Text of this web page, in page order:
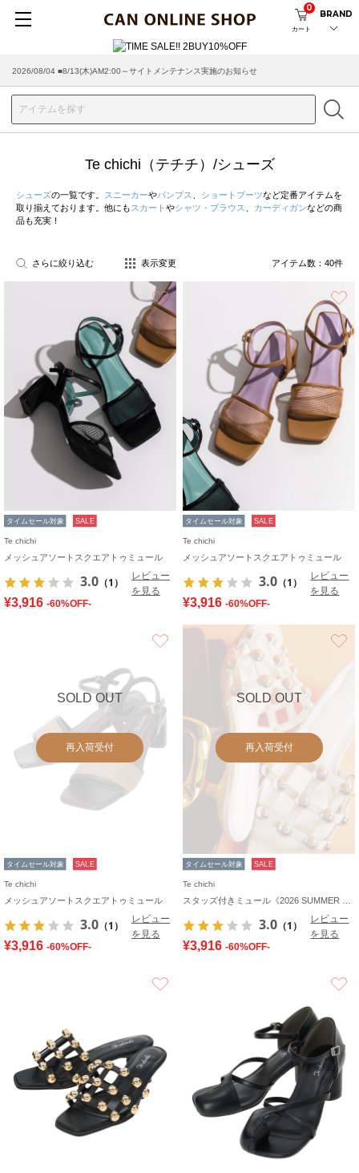
カート
0
BRAND
2026/08/04 ■8/13(木)AM2:00～サイトメンテナンス実施のお知らせ
Te chichi（テチチ）/シューズ
シューズの一覧です。 スニーカーやパンプス ショートブーツなど定番アイテムを
取り揃えております。他にも スカート やシャツ・ブラウス カーディガンなどの商
品も充実！
さらに絞り込む 表示変更 アイテム数： 40件
お気に入り
タイムセール対象 SALE
Te chichi
メッシュアソートスクエアトゥミュール
3.0 （1）
レビュー
を見る
¥3,916 -60%OFF-
タイムセール対象 SALE
Te chichi
メッシュアソートスクエアトゥミュール
3.0 （1）
レビュー
を見る
¥3,916 -60%OFF-
SOLD OUT
再入荷受付
お気に入り
タイムセール対象 SALE
Te chichi
メッシュアソートスクエアトゥミュール
3.0 （1）
レビュー
を見る
¥3,916 -60%OFF-
SOLD OUT
再入荷受付
タイムセール対象 SALE
Te chichi
3.0 （1）
レビュー
を見る
¥3,916 -60%OFF-